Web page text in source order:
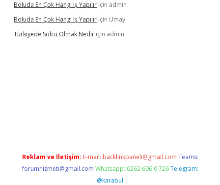
Boluda En Çok Hangi Iş Yapılır için admin
Boluda En Çok Hangi Iş Yapılır için Umay
Türkiyede Solcu Olmak Nedir için admin
Reklam ve İletişim: E-mail: backlinkpaneli@gmail.com Teams:
forumhizmeti@gmail.com Whatsapp: 0262 606 0 726 Telegram:
@karabul